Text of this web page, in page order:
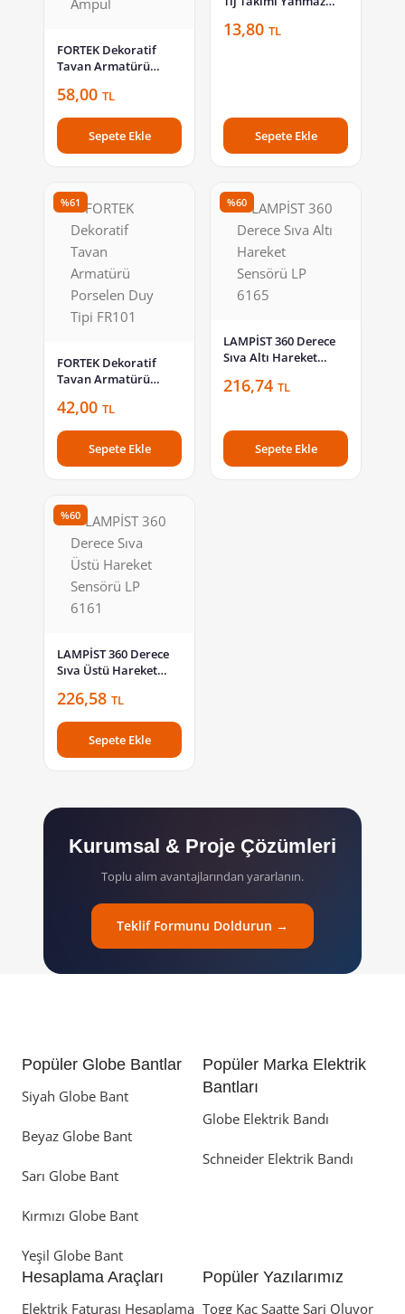
FORTEK Dekoratif
Tavan Armatürü
Led Ampul
58,00 TL
Sepete Ekle
13,80 TL
Sepete Ekle
%61
FORTEK Dekoratif
Tavan Armatürü
FR101
42,00 TL
Sepete Ekle
%60
LAMPİST 360 Derece
Sıva Altı Hareket
216,74 TL
Sepete Ekle
%60
LAMPİST 360 Derece
Sıva Üstü Hareket
226,58 TL
Sepete Ekle
Kurumsal & Proje Çözümleri
Toplu alım avantajlarından yararlanın.
Teklif Formunu Doldurun →
Popüler Globe Bantlar
Siyah Globe Bant
Beyaz Globe Bant
Sarı Globe Bant
Kırmızı Globe Bant
Yeşil Globe Bant
Popüler Marka Elektrik
Bantları
Globe Elektrik Bandı
Schneider Elektrik Bandı
Hesaplama Araçları
Elektrik Faturası Hesaplama
Popüler Yazılarımız
Togg Kaç Saatte Sarj Oluyor